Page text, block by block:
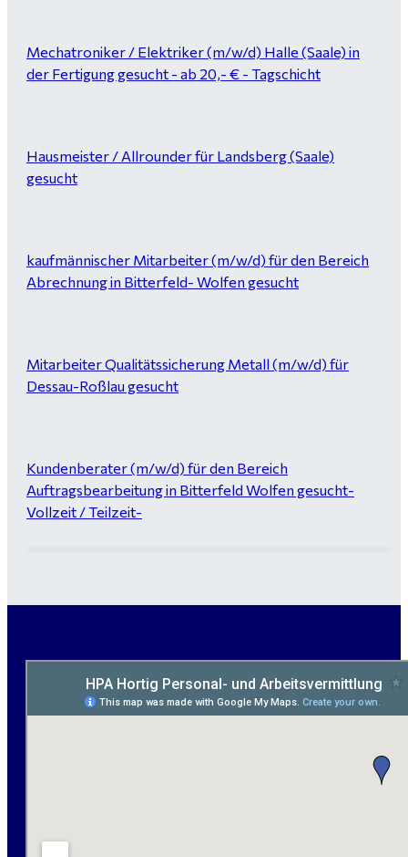
Mechatroniker / Elektriker (m/w/d) Halle (Saale) in
der Fertigung gesucht - ab 20,- € - Tagschicht
Hausmeister / Allrounder für Landsberg (Saale)
gesucht
kaufmännischer Mitarbeiter (m/w/d) für den Bereich
Abrechnung in Bitterfeld- Wolfen gesucht
Mitarbeiter Qualitätssicherung Metall (m/w/d) für
Dessau-Roßlau gesucht
Kundenberater (m/w/d) für den Bereich
Auftragsbearbeitung in Bitterfeld Wolfen gesucht-
Vollzeit / Teilzeit-
Maurer / Putzer (m/w/d) Bitterfeld-Wolfen gesucht -
ab 3.500 € (keine Montage)